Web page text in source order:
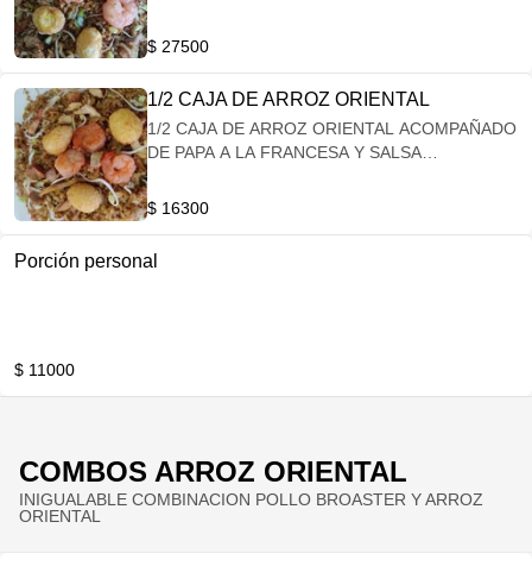
$ 27500
1/2 CAJA DE ARROZ ORIENTAL
1/2 CAJA DE ARROZ ORIENTAL ACOMPAÑADO
DE PAPA A LA FRANCESA Y SALSA
$ 16300
Porción personal
$ 11000
COMBOS ARROZ ORIENTAL
INIGUALABLE COMBINACION POLLO BROASTER Y ARROZ
ORIENTAL